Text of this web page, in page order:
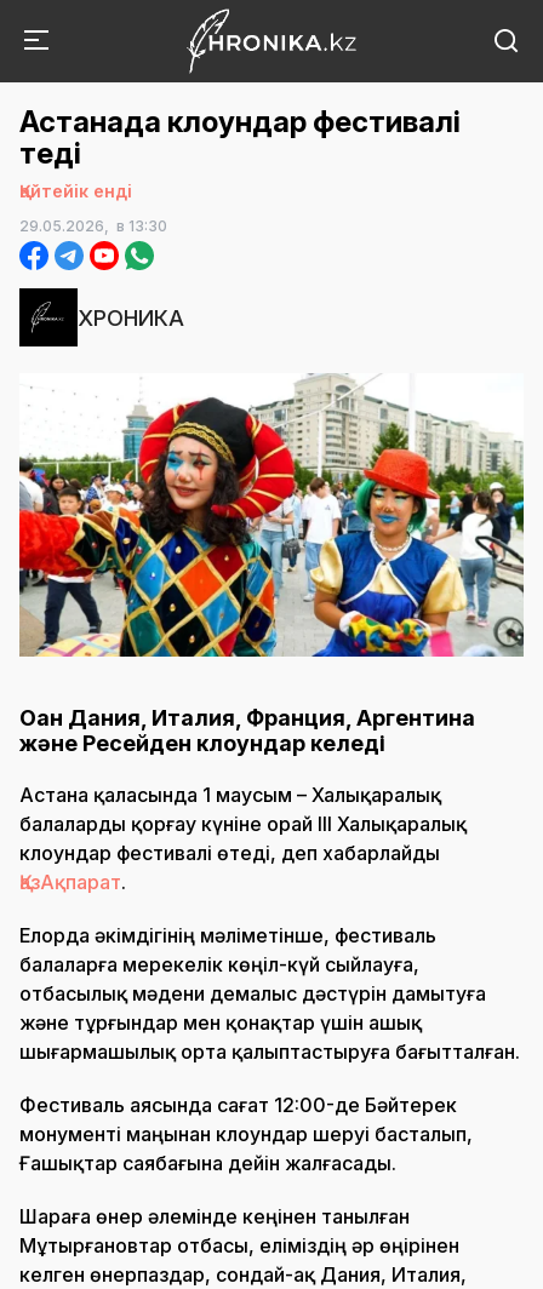
Астанада клоундар фестивалі
өтеді
Қайтейік енді
29.05.2026, в 13:30
ХРОНИКА
Оған Дания, Италия, Франция, Аргентина
және Ресейден клоундар келеді
Астана қаласында 1 маусым – Халықаралық
балаларды қорғау күніне орай III Халықаралық
клоундар фестивалі өтеді, деп хабарлайды
ҚазАқпарат.
Елорда әкімдігінің мәліметінше, фестиваль
балаларға мерекелік көңіл-күй сыйлауға,
отбасылық мәдени демалыс дәстүрін дамытуға
және тұрғындар мен қонақтар үшін ашық
шығармашылық орта қалыптастыруға бағытталған.
Фестиваль аясында сағат 12:00-де Бәйтерек
монументі маңынан клоундар шеруі басталып,
Ғашықтар саябағына дейін жалғасады.
Шараға өнер әлемінде кеңінен танылған
Мұтырғановтар отбасы, еліміздің әр өңірінен
келген өнерпаздар, сондай-ақ Дания, Италия,